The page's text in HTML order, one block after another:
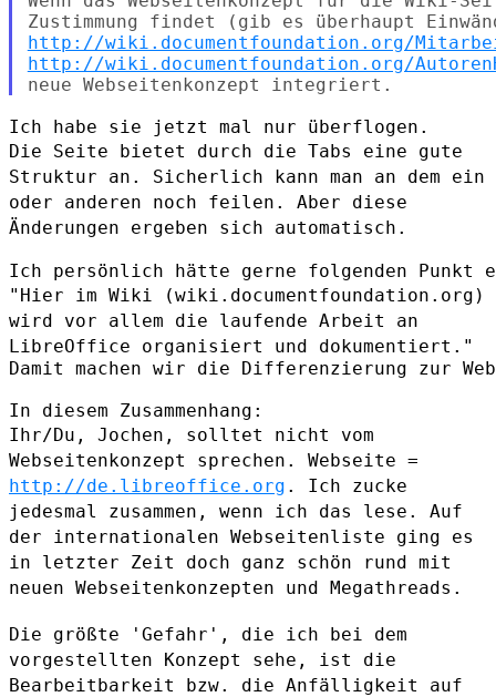
http://wiki.documentfoundation.org/
http://wiki.documentfoundation.org/
Die Seite bietet durch die Tabs eine gute
Struktur an. Sicherlich kann man an dem ein
oder anderen noch feilen. Aber diese
Änderungen ergeben sich automatisch.
"Hier im Wiki (wiki.documentfoundation.org)
wird vor allem die laufende Arbeit an
LibreOffice organisiert und dokumentiert."
Damit machen wir die Differenzierung zur
Ihr/Du, Jochen, solltet nicht vom
Webseitenkonzept sprechen. Webseite =
http://de.libreoffice.org . Ich zucke
jedesmal zusammen, wenn ich das lese. Auf
der internationalen Webseitenliste ging es
in letzter Zeit doch ganz schön rund mit
neuen Webseitenkonzepten und Megathreads.
Die größte 'Gefahr', die ich bei dem
vorgestellten Konzept sehe, ist die
Bearbeitbarkeit bzw. die Anfälligkeit auf